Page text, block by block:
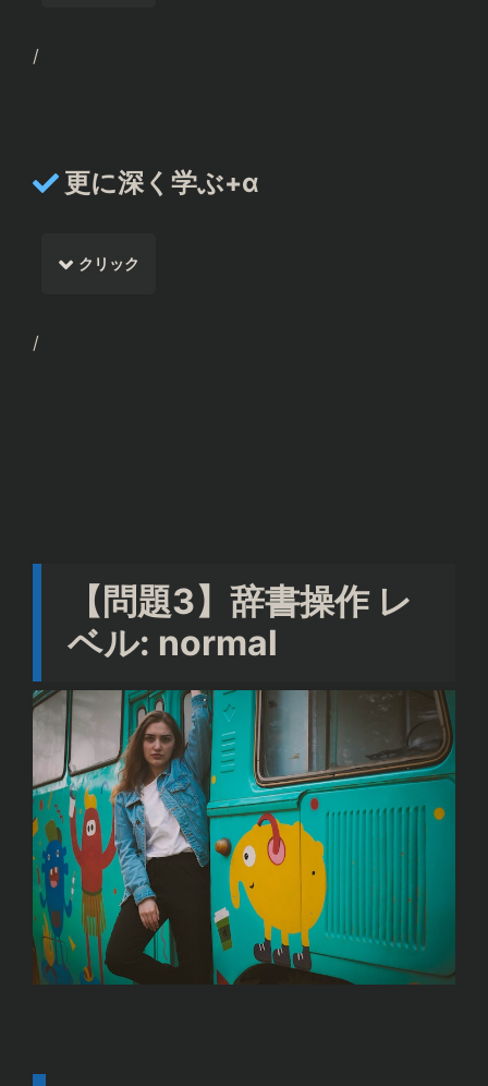
/
更に深く学ぶ+α
クリック
.update()
dict1={'apple':1,'peach':2,'lemon':3}
dict2={'apple':3,'graph':3,'orenge':3}
dict1.update(dict2)
print(dcit1)
/
【問題3】辞書操作 レ
ベル: normal